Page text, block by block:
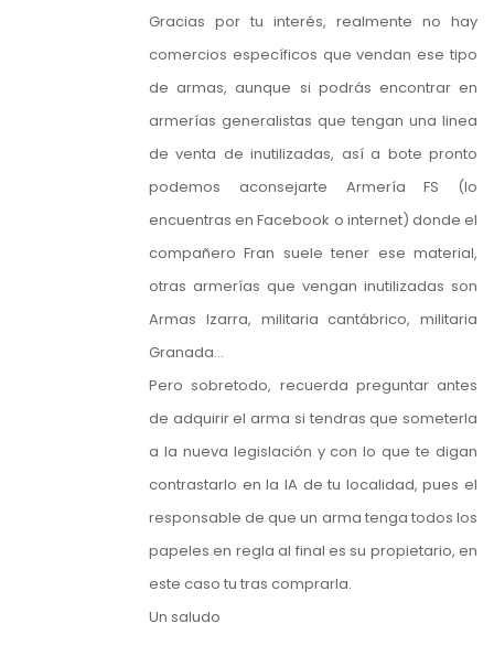
Gracias por tu interés, realmente no hay
comercios específicos que vendan ese tipo
de armas, aunque si podrás encontrar en
armerías generalistas que tengan una linea
de venta de inutilizadas, así a bote pronto
podemos aconsejarte Armería FS (lo
encuentras en Facebook o internet) donde el
compañero Fran suele tener ese material,
otras armerías que vengan inutilizadas son
Armas Izarra, militaria cantábrico, militaria
Granada…
Pero sobretodo, recuerda preguntar antes
de adquirir el arma si tendras que someterla
a la nueva legislación y con lo que te digan
contrastarlo en la IA de tu localidad, pues el
responsable de que un arma tenga todos los
papeles en regla al final es su propietario, en
este caso tu tras comprarla.
Un saludo